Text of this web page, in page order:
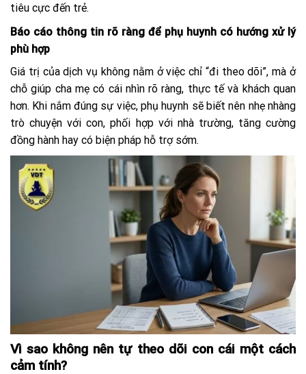
tiêu cực đến trẻ.
Báo cáo thông tin rõ ràng để phụ huynh có hướng xử lý
phù hợp
Giá trị của dịch vụ không nằm ở việc chỉ “đi theo dõi”, mà ở
chỗ giúp cha mẹ có cái nhìn rõ ràng, thực tế và khách quan
hơn. Khi nắm đúng sự việc, phụ huynh sẽ biết nên nhẹ nhàng
trò chuyện với con, phối hợp với nhà trường, tăng cường
đồng hành hay có biện pháp hỗ trợ sớm.
Vì sao không nên tự theo dõi con cái một cách
cảm tính?